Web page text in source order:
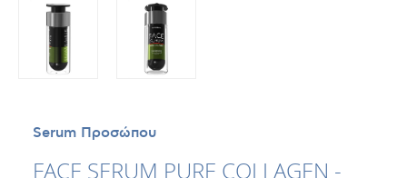
Serum Προσώπου
FACE SERUM PURE COLLAGEN -